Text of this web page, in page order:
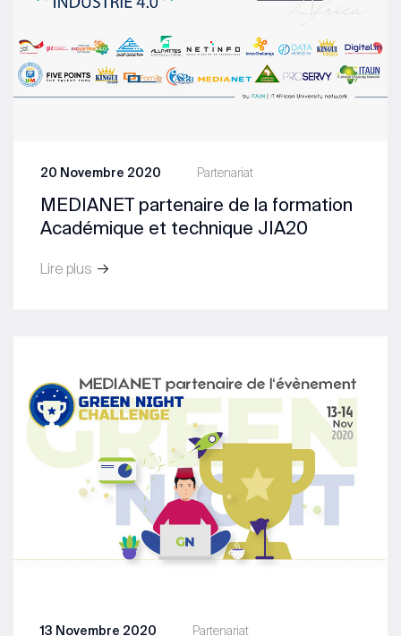
Partenariat
20 Novembre 2020
MEDIANET partenaire de la formation
Académique et technique JIA20
Lire plus
Partenariat
13 Novembre 2020